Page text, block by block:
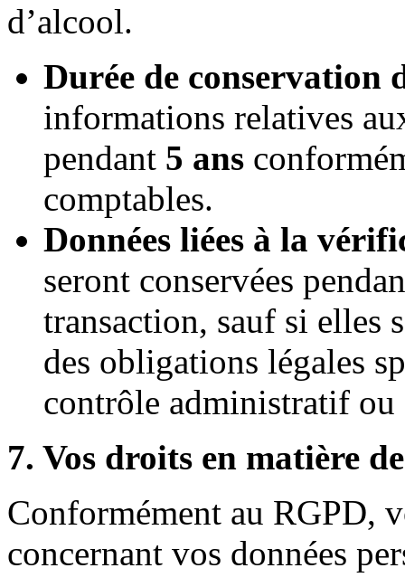
d’alcool.
Durée de conservation
informations relatives
pendant 5 ans
comptables.
Données liées à la
seront conservées
transaction, sauf si elles
des obligations légales
contrôle administratif
7. Vos droits en matière
Conformément au RGPD,
concernant vos données